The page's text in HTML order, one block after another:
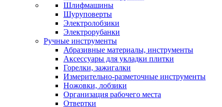
Шлифмашины
Шуруповерты
Электролобзики
Электрорубанки
Ручные инструменты
Абразивные материалы, инструменты
Аксессуары для укладки плитки
Горелки, зажигалки
Измерительно-разметочные инструменты
Ножовки, лобзики
Организация рабочего места
Отвертки